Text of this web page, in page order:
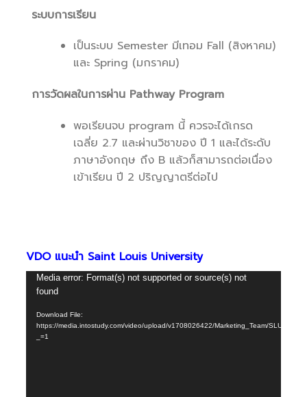
ระบบการเรียน
เป็นระบบ Semester มีเทอม Fall (สิงหาคม)
และ Spring (มกราคม)
การวัดผลในการผ่าน Pathway Program
พอเรียนจบ program นี้ ควรจะได้เกรด
เฉลี่ย 2.7 และผ่านวิชาของ ปี 1 และได้ระดับ
ภาษาอังกฤษ ถึง B แล้วก็สามารถต่อเนื่อง
เข้าเรียน ปี 2 ปริญญาตรีต่อไป
VDO แนะนำ Saint Louis University
Video
Player
Media error: Format(s) not supported or source(s) not
found
Download File:
https://media.intostudy.com/video/upload/v1708026422/Marketing_Team/SLU/
_=1